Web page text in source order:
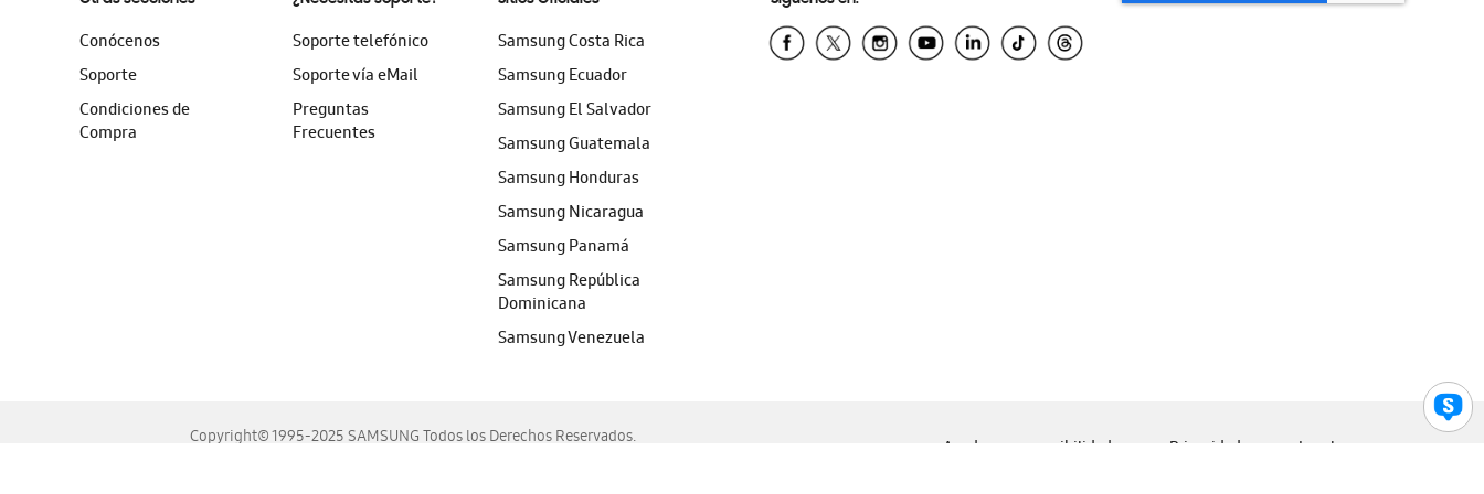
Conócenos
Soporte
Condiciones de
Compra
Soporte telefónico
Soporte vía eMail
Preguntas
Frecuentes
Samsung Costa Rica
Samsung Ecuador
Samsung El Salvador
Samsung Guatemala
Samsung Honduras
Samsung Nicaragua
Samsung Panamá
Samsung República
Dominicana
Samsung Venezuela
Copyright© 1995-2025 SAMSUNG Todos los Derechos Reservados.
Ayuda para accesibilidad Privacidad Legal